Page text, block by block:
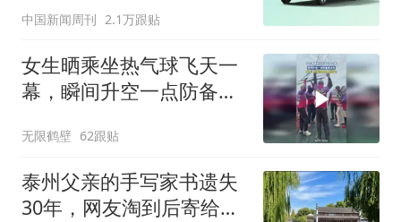
中国新闻周刊 2.1万跟贴
女生晒乘坐热气球飞天一
幕，瞬间升空一点防备都
无限鹤壁 62跟贴
泰州父亲的手写家书遗失
30年，网友淘到后寄给女